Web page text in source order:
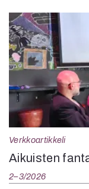
Verkkoartikkeli
Aikuisten
2–3/2026